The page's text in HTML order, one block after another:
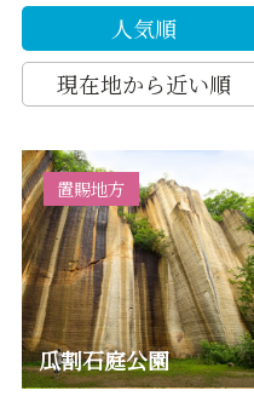
人気順
現在地から近い順
瓜割石庭公園
置賜地方